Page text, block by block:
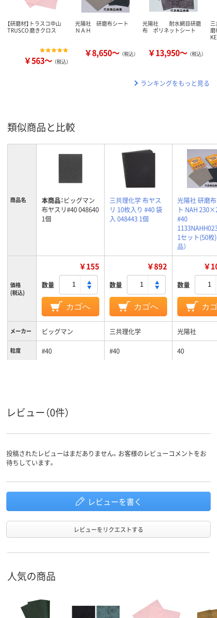
【研磨材】トラスコ中山
TRUSCO 磨きクロス
￥563～ （税込）
光陽社 研磨布シート
ＮＡＨ
￥8,650～ （税込）
光陽社 耐水網目研磨
布 ポリネットシート
￥13,950～ （税込）
磨
ランキングをもっと見る
類似商品と比較
商品名 本商品：ビッグマン
布ヤスリ#40 048640
1個
三共理化学 布ヤス
リ 10枚入り #40 袋
入 048443 1個
光陽社 研磨
ト NAH
#40
1セット(50枚)
品）
価格
(税込)
￥155
数量
カゴへ
￥892
数量
カゴへ
￥
数量
カ
メーカー ビッグマン 三共理化学 光陽社
粒度 #40 #40 40
レビュー（0件）
投稿されたレビューはまだありません。お客様のレビューコメントをお
待ちしています。
レビューを書く
レビューをリクエストする
人気の商品